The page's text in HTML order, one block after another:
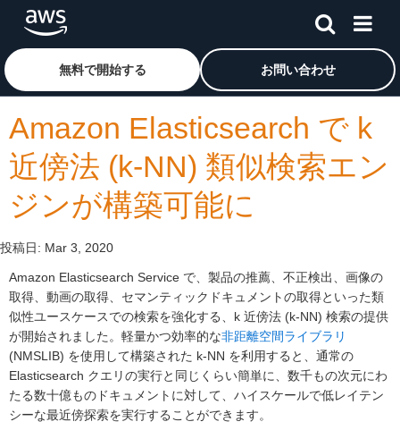
メインコンテンツに移動
アマゾン ウェブ サービスのホームページに戻るには、こ
無料で開始する お問い合わせ
Amazon Elasticsearch で k
近傍法 (k-NN) 類似検索エン
ジンが構築可能に
投稿日: Mar 3, 2020
Amazon Elasticsearch Service で、製品の推薦、不正検出、画像の
取得、動画の取得、セマンティックドキュメントの取得といった類
似性ユースケースでの検索を強化する、k 近傍法 (k-NN) 検索の提供
が開始されました。軽量かつ効率的な非距離空間ライブラリ
(NMSLIB) を使用して構築された k-NN を利用すると、通常の
Elasticsearch クエリの実行と同じくらい簡単に、数千もの次元にわ
たる数十億ものドキュメントに対して、ハイスケールで低レイテン
シーな最近傍探索を実行することができます。